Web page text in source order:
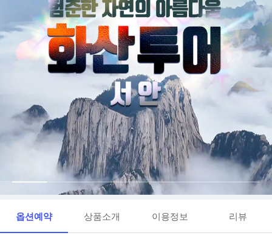
옵션예약 상품소개 이용정보 리뷰